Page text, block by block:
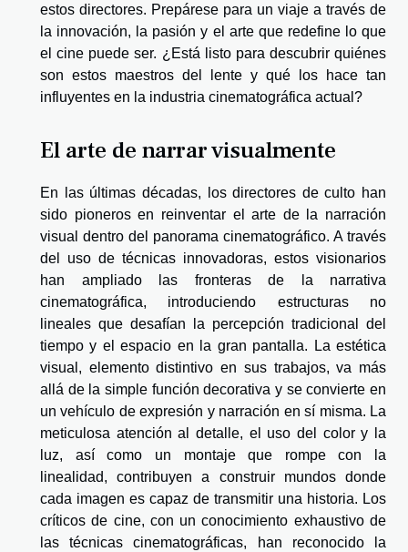
estos directores. Prepárese para un viaje a través de
la innovación, la pasión y el arte que redefine lo que
el cine puede ser. ¿Está listo para descubrir quiénes
son estos maestros del lente y qué los hace tan
influyentes en la industria cinematográfica actual?
El arte de narrar visualmente
En las últimas décadas, los directores de culto han
sido pioneros en reinventar el arte de la narración
visual dentro del panorama cinematográfico. A través
del uso de técnicas innovadoras, estos visionarios
han ampliado las fronteras de la narrativa
cinematográfica, introduciendo estructuras no
lineales que desafían la percepción tradicional del
tiempo y el espacio en la gran pantalla. La estética
visual, elemento distintivo en sus trabajos, va más
allá de la simple función decorativa y se convierte en
un vehículo de expresión y narración en sí misma. La
meticulosa atención al detalle, el uso del color y la
luz, así como un montaje que rompe con la
linealidad, contribuyen a construir mundos donde
cada imagen es capaz de transmitir una historia. Los
críticos de cine, con un conocimiento exhaustivo de
las técnicas cinematográficas, han reconocido la